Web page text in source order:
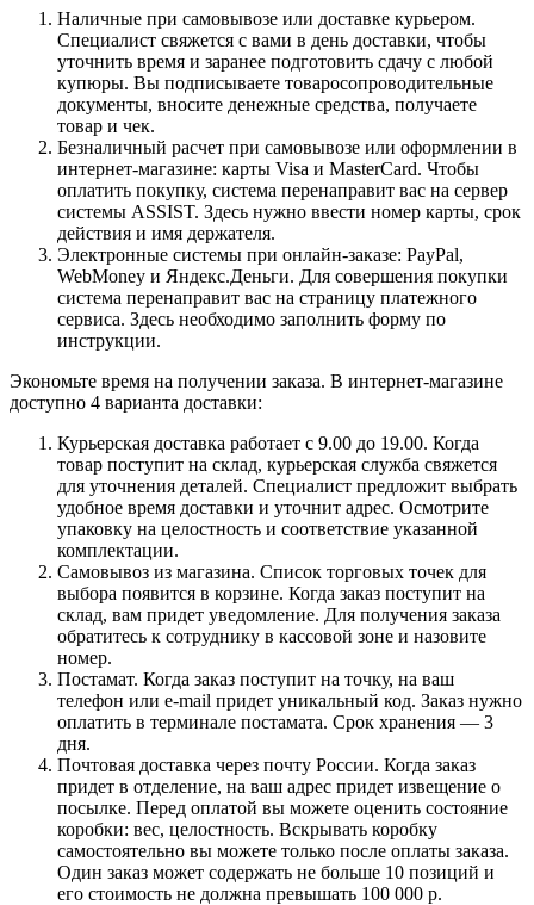
Наличные при самовывозе или доставке курьером.
Специалист свяжется с вами в день доставки, чтобы
уточнить время и заранее подготовить сдачу с любой
купюры. Вы подписываете товаросопроводительные
документы, вносите денежные средства, получаете
товар и чек.
Безналичный расчет при самовывозе или оформлении в
интернет-магазине: карты Visa и MasterCard. Чтобы
оплатить покупку, система перенаправит вас на сервер
системы ASSIST. Здесь нужно ввести номер карты, срок
действия и имя держателя.
Электронные системы при онлайн-заказе: PayPal,
WebMoney и Яндекс.Деньги. Для совершения покупки
система перенаправит вас на страницу платежного
сервиса. Здесь необходимо заполнить форму по
инструкции.
Экономьте время на получении заказа. В интернет-магазине
доступно 4 варианта доставки:
Курьерская доставка работает с 9.00 до 19.00. Когда
товар поступит на склад, курьерская служба свяжется
для уточнения деталей. Специалист предложит выбрать
удобное время доставки и уточнит адрес. Осмотрите
упаковку на целостность и соответствие указанной
комплектации.
Самовывоз из магазина. Список торговых точек для
выбора появится в корзине. Когда заказ поступит на
склад, вам придет уведомление. Для получения заказа
обратитесь к сотруднику в кассовой зоне и назовите
номер.
Постамат. Когда заказ поступит на точку, на ваш
телефон или e-mail придет уникальный код. Заказ нужно
оплатить в терминале постамата. Срок хранения — 3
дня.
Почтовая доставка через почту России. Когда заказ
придет в отделение, на ваш адрес придет извещение о
посылке. Перед оплатой вы можете оценить состояние
коробки: вес, целостность. Вскрывать коробку
самостоятельно вы можете только после оплаты заказа.
Один заказ может содержать не больше 10 позиций и
его стоимость не должна превышать 100 000 р.